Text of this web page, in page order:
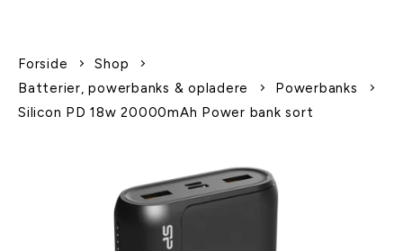
Forside
Shop
Batterier, powerbanks & opladere
Powerbanks
Silicon PD 18w 20000mAh Power bank sort